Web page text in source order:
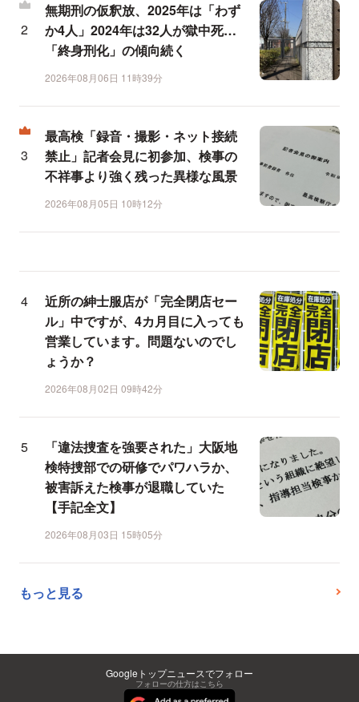
無期刑の仮釈放、2025年は「わず
か4人」2024年は32人が獄中死…
「終身刑化」の傾向続く
2026年08月06日 11時39分
最高検「録音・撮影・ネット接続
禁止」記者会見に初参加、検事の
不祥事より強く残った異様な風景
2026年08月05日 10時12分
近所の紳士服店が「完全閉店セー
ル」中ですが、4カ月目に入っても
営業しています。問題ないのでし
ょうか？
2026年08月02日 09時42分
「違法捜査を強要された」大阪地
検特捜部での研修でパワハラか、
被害訴えた検事が退職していた
【手記全文】
2026年08月03日 15時05分
もっと見る
Googleトップニュースでフォロー
フォローの仕方はこちら